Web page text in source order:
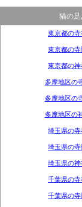
猫の
東京都の寺
東京都の寺
東京都の神
多摩地区の
多摩地区の
多摩地区の
埼玉県の寺
埼玉県の寺
埼玉県の神
千葉県の寺
千葉県の寺